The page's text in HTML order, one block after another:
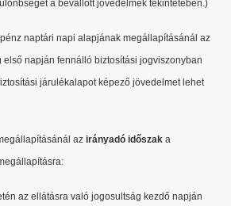
a bevallott jövedelmek tekintetében.)
naptári napi alapjának megállapításánál az
napján fennálló biztosítási jogviszonyban
járulékalapot képező jövedelmet lehet
az irányadó időszak a
az ellátásra való jogosultság kezdő napján